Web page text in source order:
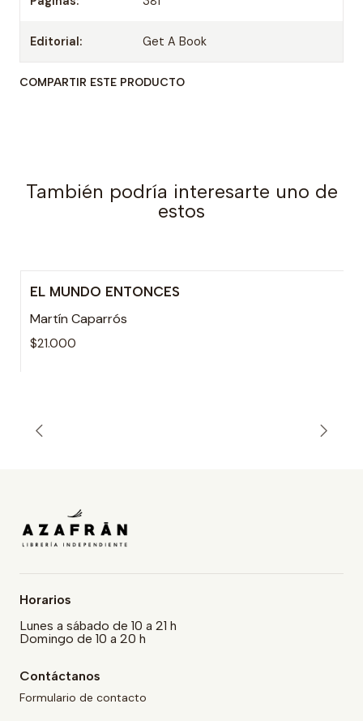
Editorial: Get A Book
COMPARTIR ESTE PRODUCTO
También podría interesarte uno de
estos
EL MUNDO ENTONCES
Martín Caparrós
$21.000
Horarios
Lunes a sábado de 10 a 21 h
Domingo de 10 a 20 h
Contáctanos
Formulario de contacto